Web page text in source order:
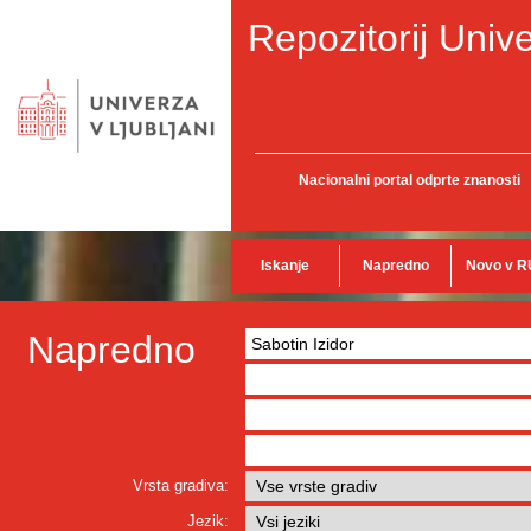
Repozitorij
Nacionalni portal odprte znanosti
Iskanje Napredno Novo v
Napredno
Vrsta gradiva:
Jezik: